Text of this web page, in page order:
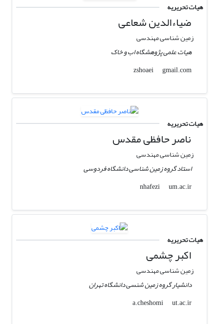
هیات تحریریه
ضیاءالدین شعاعی
زمین شناسی مهندسی
هیات علمی پژوهشگاه اب و خاک
zshoaei
gmail.com
هیات تحریریه
ناصر حافظی مقدس
زمین شناسی مهندسی
استاد گروه زمین شناسی دانشگاه فردوسی
nhafezi
um.ac.ir
هیات تحریریه
اکبر چشمی
زمین شناسی مهندسی
دانشیار گروه زمین شنسی دانشگاه تهران
a.cheshomi
ut.ac.ir